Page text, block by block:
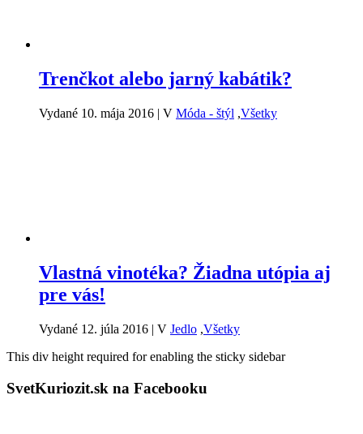
Trenčkot alebo jarný kabátik?
Vydané 10. mája 2016 | V Móda - štýl ,Všetky
Vlastná vinotéka? Žiadna utópia aj
pre vás!
Vydané 12. júla 2016 | V Jedlo ,Všetky
This div height required for enabling the sticky sidebar
SvetKuriozit.sk na Facebooku